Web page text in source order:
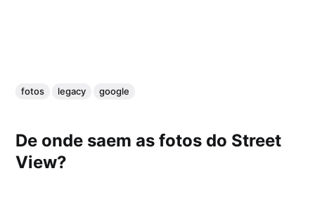
fotos legacy google
De onde saem as fotos do Street
View?